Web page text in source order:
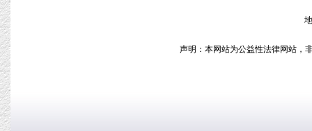
声明：本网站为公益性法律网站，